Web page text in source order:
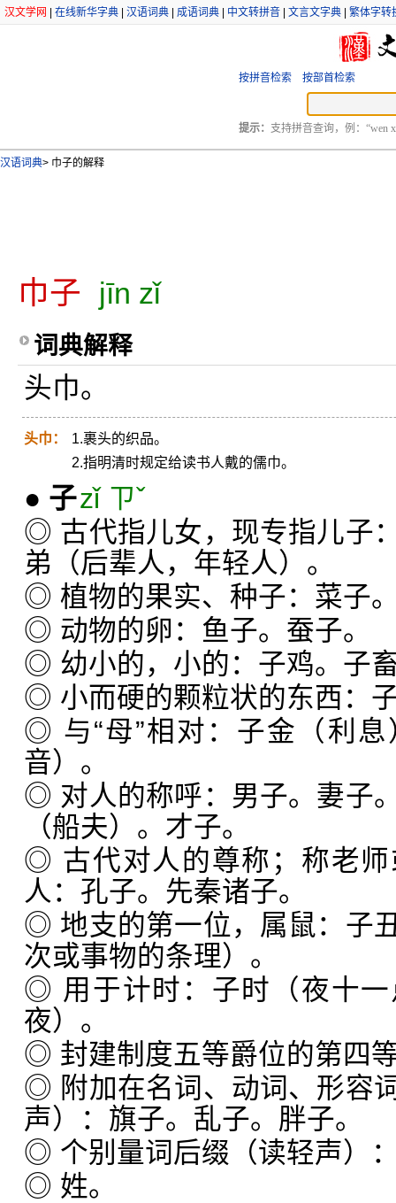
汉文学网 在线新华字典 汉语词典 成语词典 中文转拼音 文言文字典 繁体字转
按拼音检索 按部首检索
提示： 支持拼音查询，例：“wen
汉语词典> 巾子的解释
巾子 jīn zǐ
词典解释
头巾。
头巾：
1.裹头的织品。
2.指明清时规定给读书人戴的儒巾。
● 子zǐ ㄗˇ
◎ 古代指儿女，现专指儿子
弟（后辈人，年轻人）。
◎ 植物的果实、种子：菜子
◎ 动物的卵：鱼子。蚕子。
◎ 幼小的，小的：子鸡。子
◎ 小而硬的颗粒状的东西：
◎ 与“母”相对：子金（利
音）。
◎ 对人的称呼：男子。妻子
（船夫）。才子。
◎ 古代对人的尊称；称老
人：孔子。先秦诸子。
◎ 地支的第一位，属鼠：子
次或事物的条理）。
◎ 用于计时：子时（夜十
夜）。
◎ 封建制度五等爵位的第四
◎ 附加在名词、动词、形容
声）：旗子。乱子。胖子。
◎ 个别量词后缀（读轻声）
◎ 姓。